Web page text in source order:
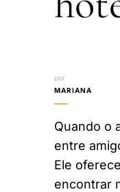
por
MARIANA
Quando o
entre
Ele
encontrar